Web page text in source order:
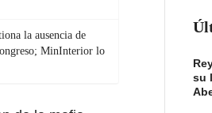
la ausencia de
MinInterior lo
su